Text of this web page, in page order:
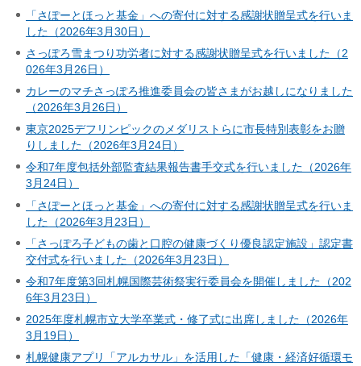
「さぽーとほっと基金」への寄付に対する感謝状贈呈式を行いま
した（2026年3月30日）
さっぽろ雪まつり功労者に対する感謝状贈呈式を行いました（2
026年3月26日）
カレーのマチさっぽろ推進委員会の皆さまがお越しになりました
（2026年3月26日）
東京2025デフリンピックのメダリストらに市長特別表彰をお贈
りしました（2026年3月24日）
令和7年度包括外部監査結果報告書手交式を行いました（2026年
3月24日）
「さぽーとほっと基金」への寄付に対する感謝状贈呈式を行いま
した（2026年3月23日）
「さっぽろ子どもの歯と口腔の健康づくり優良認定施設」認定書
交付式を行いました（2026年3月23日）
令和7年度第3回札幌国際芸術祭実行委員会を開催しました（202
6年3月23日）
2025年度札幌市立大学卒業式・修了式に出席しました（2026年
3月19日）
札幌健康アプリ「アルカサル」を活用した「健康・経済好循環モ